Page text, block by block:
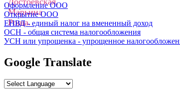
Оформление ООО
Открытие ООО
ЕНВД - единый налог на вмененный доход
ОСН - общая система налогообложения
УСН или упрощенка - упрощенное
Google Translate